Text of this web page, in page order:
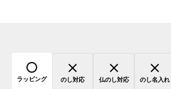
ラッピング のし対応 仏のし対応 のし名入れ